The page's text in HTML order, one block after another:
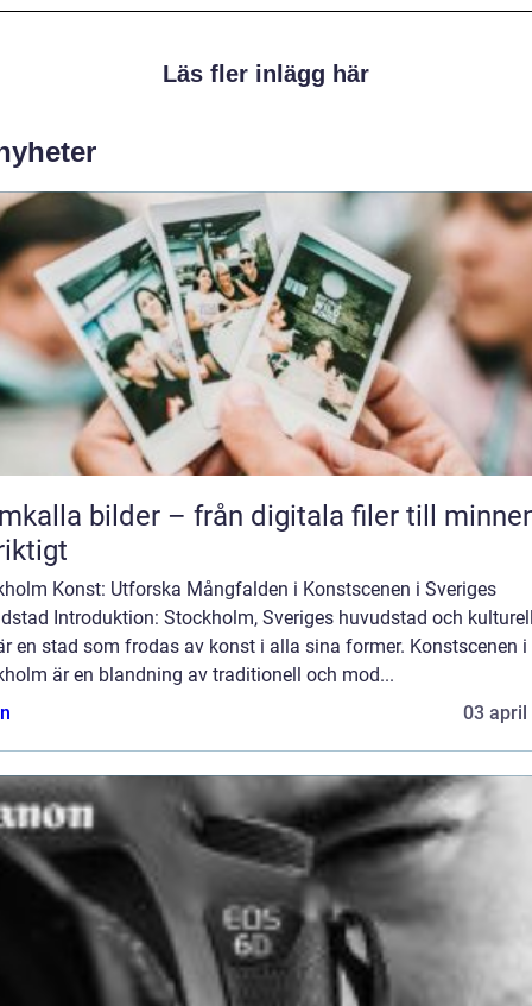
Läs fler inlägg här
bilder – från digitala filer till
Konst: Utforska Mångfalden i Konstscenen i Sveriges
Introduktion: Stockholm, Sveriges huvudstad och
en stad som frodas av konst i alla sina former. Konstscenen i
är en blandning av traditionell och mod...
03 april